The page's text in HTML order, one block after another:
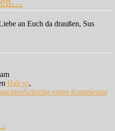
an Euch da draußen, Sus
Halt so,
Schreibe einen Kommentar